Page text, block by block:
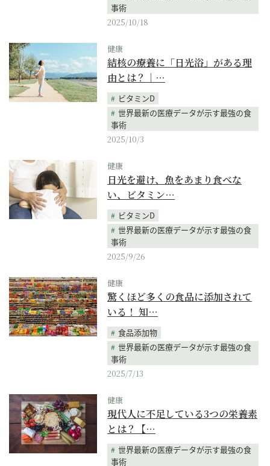
事術
2025/10/18
健康
結核の療養に「日光浴」がある理
由とは？｜…
ビタミンD
世界最新の医療データが示す最強の食
事術
2025/10/3
健康
日光を避け、魚をあまり食べな
い、ビタミン…
ビタミンD
世界最新の医療データが示す最強の食
事術
2025/9/26
健康
驚くほど多くの食品に添加されて
いる！ 知…
食品添加物
世界最新の医療データが示す最強の食
事術
2025/7/13
健康
現代人に不足している3つの栄養素
とは？【…
世界最新の医療データが示す最強の食
事術